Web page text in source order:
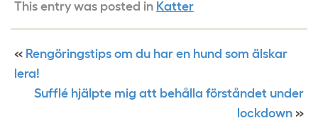
This entry was posted in Katter
« Rengöringstips om du har en hund som älskar
lera!
Sufflé hjälpte mig att behålla förståndet under
lockdown »